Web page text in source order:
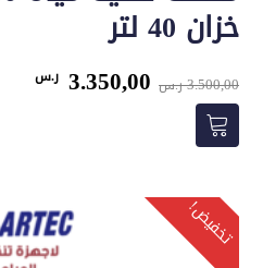
خزان 40 لتر
3.500,00ر.س السعر
الأصلي
3.350,00 ر.سالسعر
تخفيض!